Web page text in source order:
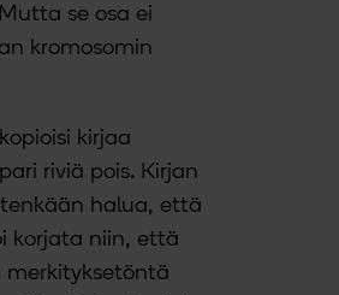
se osa ei
kromosomin
kirjaa
riviä pois. Kirjan
halua, että
korjata niin, että